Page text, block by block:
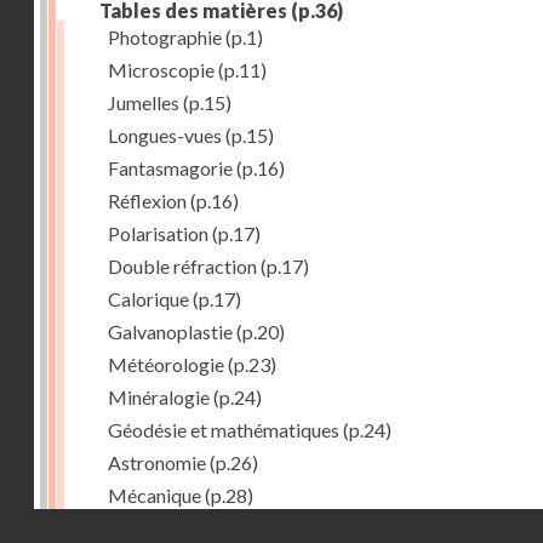
Tables des matières (p.36)
Photographie(p.1)
Microscopie(p.11)
Jumelles (p.15)
Longues-vues (p.15)
Fantasmagorie(p.16)
Réflexion(p.16)
Polarisation(p.17)
Double réfraction(p.17)
Calorique(p.17)
Galvanoplastie(p.20)
Météorologie(p.23)
Minéralogie(p.24)
Géodésie et mathématiques (p.24)
Astronomie(p.26)
Mécanique(p.28)